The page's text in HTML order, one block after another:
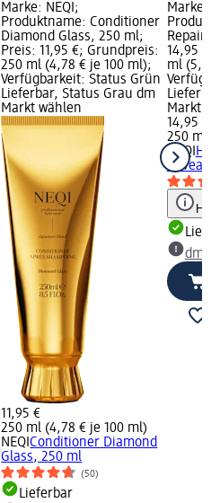
Marke: NEQI;
Produktname: Conditioner
Diamond Glass, 250 ml;
Preis: 11,95 €; Grundpreis:
250 ml (4,78 € je 100 ml);
Verfügbarkeit: Status Grün
Lieferbar, Status Grau dm
Markt wählen
11,95 €
250 ml (4,78 € je 100 ml)
NEQIConditioner Diamond
Glass, 250 ml
(50)
Lieferbar
Marke:
Repair
14,95 €;
ml (5,98
Markt
14,95 €
250 ml
NEQI
Reveal
dm